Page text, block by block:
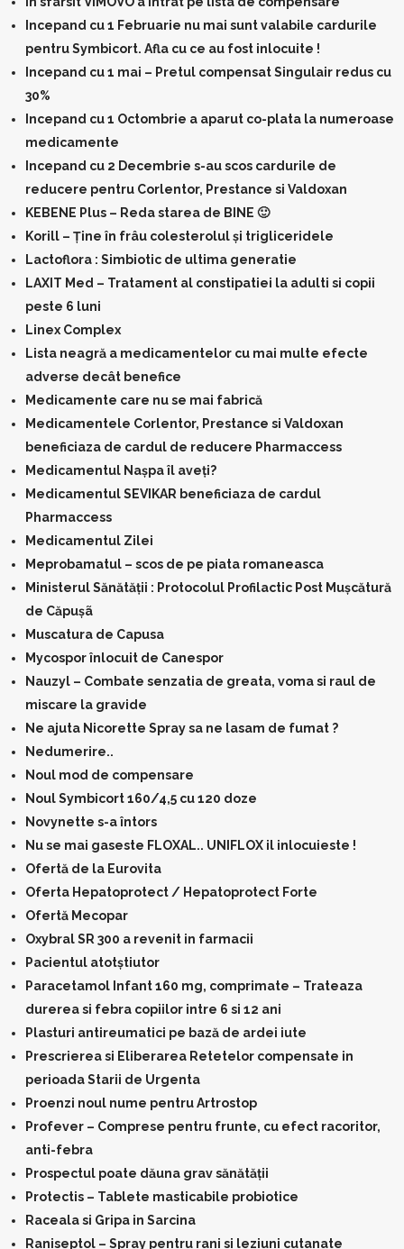
Incepand cu 1 Februarie nu mai sunt valabile cardurile
pentru Symbicort. Afla cu ce au fost inlocuite !
Incepand cu 1 mai – Pretul compensat Singulair redus cu
30%
Incepand cu 1 Octombrie a aparut co-plata la numeroase
medicamente
Incepand cu 2 Decembrie s-au scos cardurile de
reducere pentru Corlentor, Prestance si Valdoxan
KEBENE Plus – Reda starea de BINE 🙂
Korill – Ține în frâu colesterolul și trigliceridele
Lactoflora : Simbiotic de ultima generatie
LAXIT Med – Tratament al constipatiei la adulti si copii
peste 6 luni
Linex Complex
Lista neagră a medicamentelor cu mai multe efecte
adverse decât benefice
Medicamente care nu se mai fabrică
Medicamentele Corlentor, Prestance si Valdoxan
beneficiaza de cardul de reducere Pharmaccess
Medicamentul Nașpa îl aveți?
Medicamentul SEVIKAR beneficiaza de cardul
Pharmaccess
Medicamentul Zilei
Meprobamatul – scos de pe piata romaneasca
Ministerul Sănătății : Protocolul Profilactic Post Mușcătură
de Căpușã
Muscatura de Capusa
Mycospor înlocuit de Canespor
Nauzyl – Combate senzatia de greata, voma si raul de
miscare la gravide
Ne ajuta Nicorette Spray sa ne lasam de fumat ?
Nedumerire..
Noul mod de compensare
Noul Symbicort 160/4,5 cu 120 doze
Novynette s-a întors
Nu se mai gaseste FLOXAL.. UNIFLOX il inlocuieste !
Ofertă de la Eurovita
Oferta Hepatoprotect / Hepatoprotect Forte
Ofertă Mecopar
Oxybral SR 300 a revenit in farmacii
Pacientul atotștiutor
Paracetamol Infant 160 mg, comprimate – Trateaza
durerea si febra copiilor intre 6 si 12 ani
Plasturi antireumatici pe bază de ardei iute
Prescrierea si Eliberarea Retetelor compensate in
perioada Starii de Urgenta
Proenzi noul nume pentru Artrostop
Profever – Comprese pentru frunte, cu efect racoritor,
anti-febra
Prospectul poate dăuna grav sănătății
Protectis – Tablete masticabile probiotice
Raceala si Gripa in Sarcina
Raniseptol – Spray pentru rani si leziuni cutanate